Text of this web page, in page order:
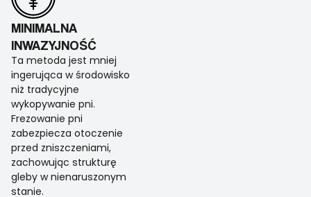
MINIMALNA
INWAZYJNOŚĆ
Ta metoda jest mniej
ingerująca w środowisko
niż tradycyjne
wykopywanie pni.
Frezowanie pni
zabezpiecza otoczenie
przed zniszczeniami,
zachowując strukturę
gleby w nienaruszonym
stanie.